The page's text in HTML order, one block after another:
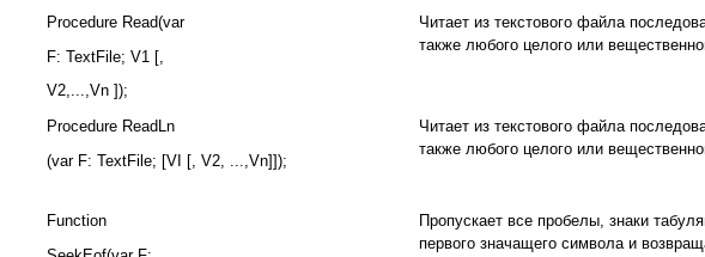
Procedure Read(var
F: TextFile; V1 [,
V2,...,Vn ]);
Читает из текстового файла
также любого целого или
Procedure ReadLn
(var F: TextFile; [VI [, V2, ...,Vn]]);
Читает из текстового файла
также любого целого или
Function
Пропускает все пробелы, знаки
первого значащего символа и